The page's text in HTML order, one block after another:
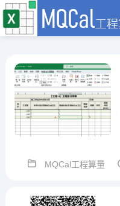
MQCal工程算量